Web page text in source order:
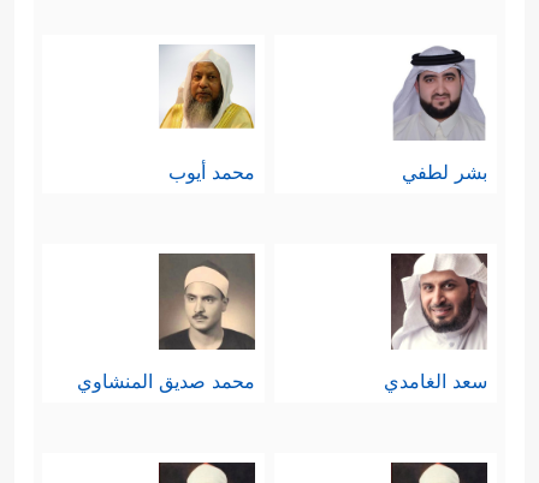
بشر لطفي محمد أيوب
سعد الغامدي محمد صديق المنشاوي